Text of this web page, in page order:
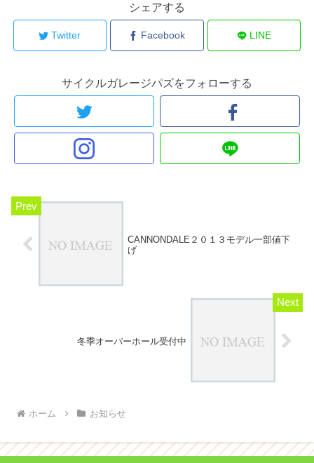
シェアする
Twitter Facebook LINE
サイクルガレージパズをフォローする
CANNONDALE２０１３モデル一部値下
げ
冬季オーバーホール受付中
ホーム お知らせ